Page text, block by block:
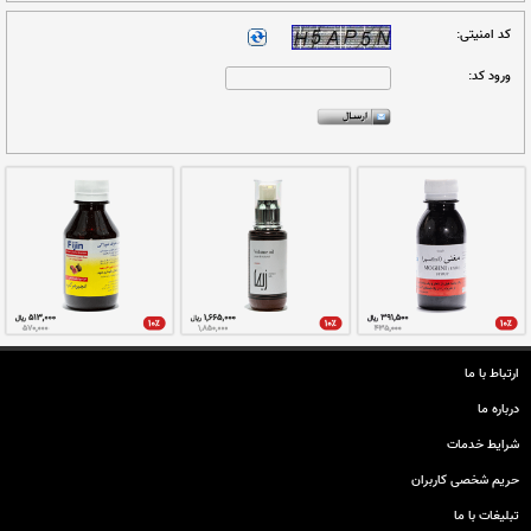
گردد.
ارتباط با ما
درباره ما
شرایط خدمات
حريم شخصی كاربران
تبليغات با ما